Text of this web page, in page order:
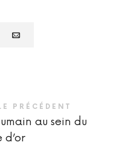
PRÉCÉDENT
au sein du
d’or